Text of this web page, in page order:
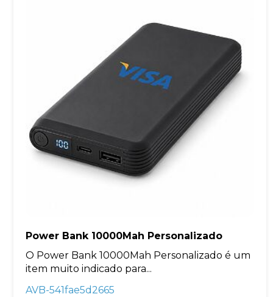
Power Bank 10000Mah Personalizado
O Power Bank 10000Mah Personalizado é um
item muito indicado para...
AVB-541fae5d2665